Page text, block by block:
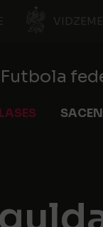
VIDZEME